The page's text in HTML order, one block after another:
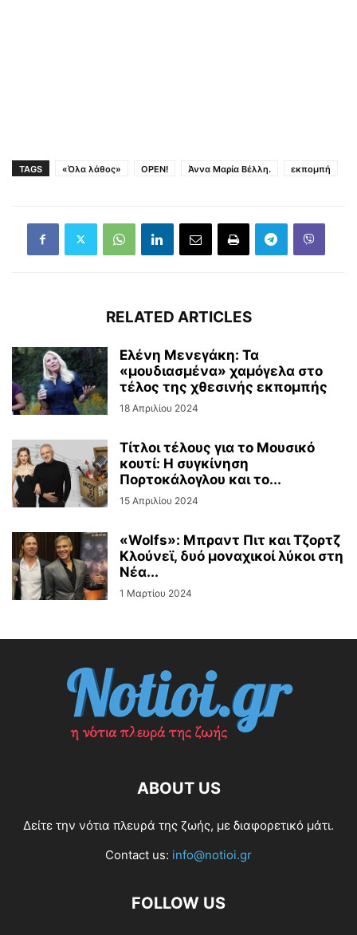
TAGS «Όλα λάθος» OPEN! Άννα Μαρία Βέλλη. εκπομπή
RELATED ARTICLES
Ελένη Μενεγάκη: Τα
«μουδιασμένα» χαμόγελα στο
τέλος της χθεσινής εκπομπής
18 Απριλίου 2024
Τίτλοι τέλους για το Μουσικό
κουτί: Η συγκίνηση
Πορτοκάλογλου και το...
15 Απριλίου 2024
«Wolfs»: Μπραντ Πιτ και Τζορτζ
Κλούνεϊ, δυό μοναχικοί λύκοι στη
Νέα...
1 Μαρτίου 2024
ABOUT US
Δείτε την νότια πλευρά της ζωής, με διαφορετικό μάτι.
Contact us: info@notioi.gr
FOLLOW US